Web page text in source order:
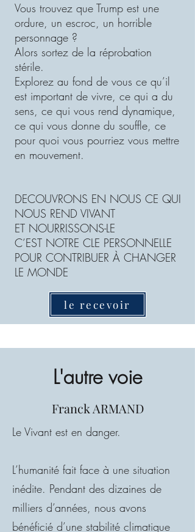
Vous trouvez que Trump est une
ordure, un escroc, un horrible
personnage ?
Alors sortez de la réprobation
stérile.
Explorez au fond de vous ce qu’il
est important de vivre, ce qui a du
sens, ce qui vous rend dynamique,
ce qui vous donne du souffle, ce
pour quoi vous pourriez vous mettre
en mouvement.
DECOUVRONS EN NOUS CE QUI
NOUS REND VIVANT
ET NOURRISSONS-LE
C’EST NOTRE CLE PERSONNELLE
POUR CONTRIBUER À CHANGER
LE MONDE
le recevoir
L'autre voie
Franck ARMAND
Le Vivant est en danger.
L’humanité fait face à une situation
inédite. Pendant des dizaines de
milliers d’années, nous avons
bénéficié d’une stabilité climatique